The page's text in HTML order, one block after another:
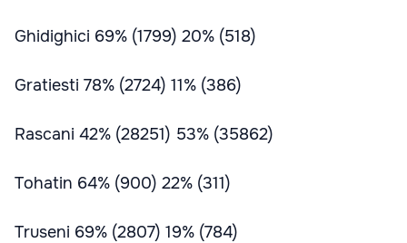
Ghidighici 69% (1799) 20% (518)
Gratiesti 78% (2724) 11% (386)
Rascani 42% (28251) 53% (35862)
Tohatin 64% (900) 22% (311)
Truseni 69% (2807) 19% (784)